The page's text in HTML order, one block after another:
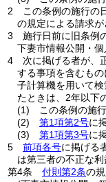
2
この条例の施行の
の規定による請求
3
施行日前に旧条例
下妻市情報公開・
4
次に掲げる者が、
する事項を含むも
子計算機を用いて
たときは、2年以下
(1)
この条例の施
(2)
第1項第2号に
(3)
第1項第3号に
5
前項各号に掲げる
は第三者の不正な
第4条
付則第2条の